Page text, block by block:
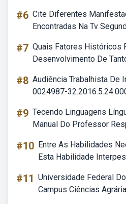
#6 Cite Diferentes
Encontradas Na Tv
#7 Quais Fatores Históricos
Desenvolvimento De
#8 Audiência Trabalhista De
0024987-
#9 Tecendo Linguagens
Manual Do Professor
#10 Entre As Habilidades
Esta Habilidade
#11 Universidade Federal
Campus Ciências